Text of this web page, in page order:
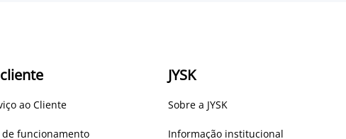
ao Cliente
de funcionamento
JYSK
Sobre a JYSK
Informação institucional